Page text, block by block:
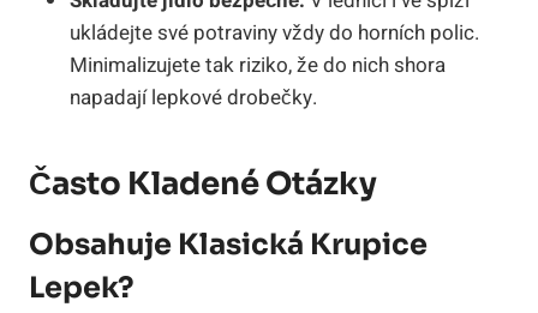
ukládejte své potraviny vždy do horních polic.
Minimalizujete tak riziko, že do nich shora
napadají lepkové drobečky.
Často Kladené Otázky
Obsahuje Klasická Krupice
Lepek?